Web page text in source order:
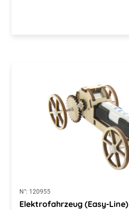
N°: 120955
Elektrofahrzeug (Easy-Line)